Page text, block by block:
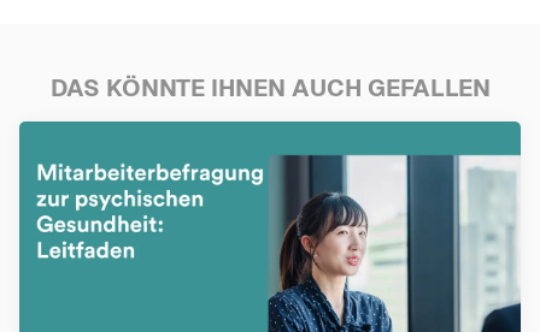
DAS KÖNNTE IHNEN AUCH GEFALLEN